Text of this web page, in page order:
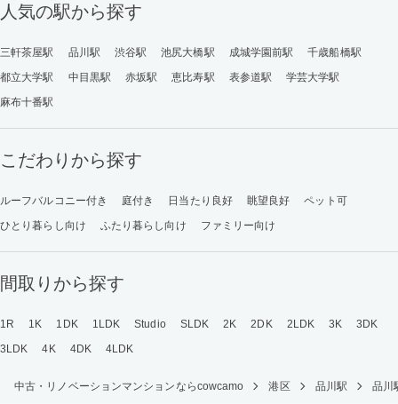
人気の駅から探す
三軒茶屋駅 品川駅 渋谷駅 池尻大橋駅 成城学園前駅
千歳船橋駅
都立大学駅
中目黒駅 赤坂駅 恵比寿駅 表参道駅
学芸大学駅
麻布十番駅
こだわりから探す
ルーフバルコニー付き 庭付き 日当たり良好 眺望良好
ペット可
ひとり暮らし向け
ふたり暮らし向け ファミリー向け
間取りから探す
1R 1K 1DK 1LDK Studio SLDK 2K 2DK 2LDK 3K
3DK
3LDK
4K 4DK 4LDK
中古・リノベーションマンションならcowcamo 港区 品川駅 品川